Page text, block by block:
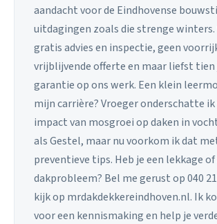
aandacht voor de Eindhovense
uitdagingen zoals die strenge winters.
gratis advies en inspectie, geen
vrijblijvende offerte en maar liefst tien
garantie op ons werk. Een klein
mijn carrière? Vroeger onderschatte ik
impact van mosgroei op daken in
als Gestel, maar nu voorkom ik dat
preventieve tips. Heb je een lekkage
dakprobleem? Bel me gerust op 040
kijk op mrdakdekkereindhoven.nl. Ik
voor een kennismaking en help je